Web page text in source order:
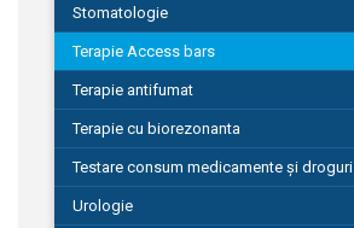
Stomatologie
Terapie Access bars
Terapie antifumat
Terapie cu biorezonanta
Testare consum medicamente și droguri
Urologie